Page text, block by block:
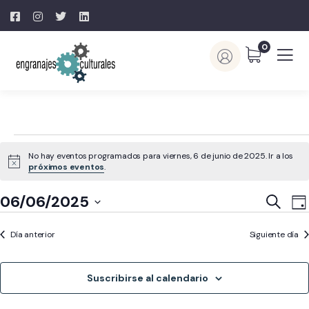
0
Aviso
No hay eventos programados para viernes, 6 de junio de 2025. Ir a los
próximos eventos.
de
y
de
BuscarDía
06/06/2025
la
fecha.
Día anterior Siguiente día
Suscribirse al calendario